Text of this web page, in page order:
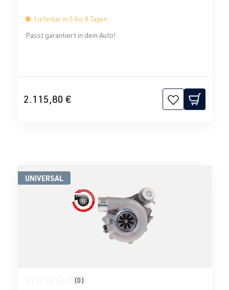
Lieferbar in 5 bis 8 Tagen
Passt garantiert in dein Auto!
2.115,80 €
UNIVERSAL
(0)